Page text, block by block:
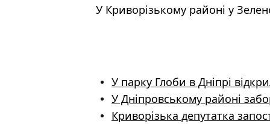
У Криворізькому районі у
У парку Глоби в Дніпрі
У Дніпровському районі
Криворізька депутатка